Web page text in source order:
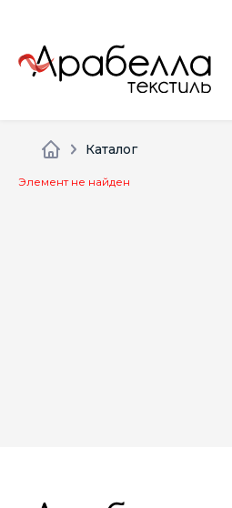
Каталог
Элемент не найден